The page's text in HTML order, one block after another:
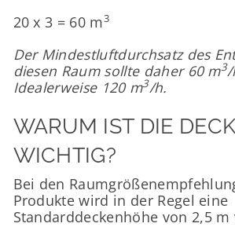
20 x 3 = 60 m3
Der Mindestluftdurchsatz des
diesen Raum sollte daher 60 m3/
Idealerweise 120 m3/h.
WARUM IST DIE
WICHTIG?
Bei den
Produkte wird in der Regel eine
Standarddeckenhöhe von 2,5 m